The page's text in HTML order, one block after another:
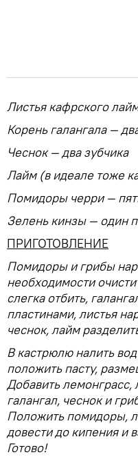
Листья кафрского
Корень галангала —
Чеснок — два зубчика
Лайм (в идеале тоже
Помидоры черри —
Зелень кинзы — один
ПРИГОТОВЛЕНИЕ
Помидоры и грибы
необходимости
слегка отбить,
пластинами, листья
чеснок, лайм
В кастрюлю налить
положить пасту,
Добавить лемонграсс,
галангал, чеснок и
Положить помидоры,
довести до кипения и
Готово!